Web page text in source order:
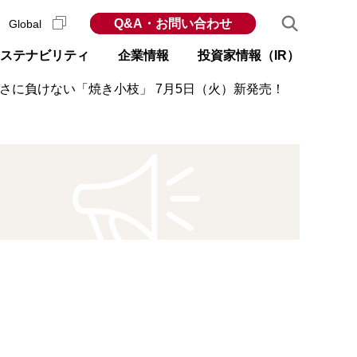
テナビリティ 企業情報 投資家情報（IR）
Global Q&A・お問い合わせ
に負けない「焼き小枝」 7月5日（火）新発売！